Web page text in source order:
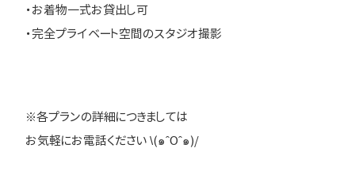
・お着物一式お貸出し可
・完全プライベート空間のスタジオ撮影
※各プランの詳細につきましては
お気軽にお電話ください \(๑ˆOˆ๑)/